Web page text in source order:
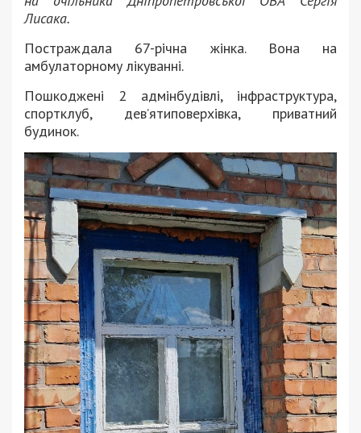
Лисака.
Постраждала 67-річна жінка. Вона на
амбулаторному лікуванні.
Пошкоджені 2 адмінбудівлі, інфраструктура,
спортклуб, дев’ятиповерхівка, приватний
будинок.